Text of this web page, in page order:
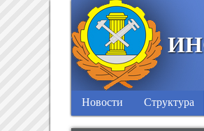
Новости Структура